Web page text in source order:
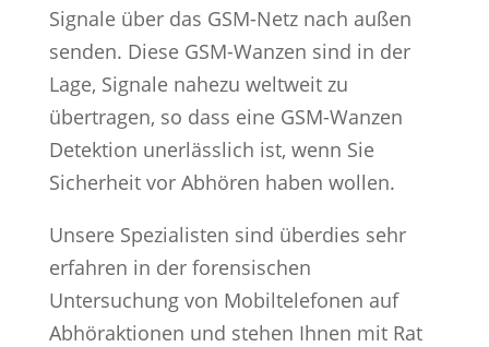
Signale über das GSM-Netz nach außen
senden. Diese GSM-Wanzen sind in der
Lage, Signale nahezu weltweit zu
übertragen, so dass eine GSM-Wanzen
Detektion unerlässlich ist, wenn Sie
Sicherheit vor Abhören haben wollen.
Unsere Spezialisten sind überdies sehr
erfahren in der forensischen
Untersuchung von Mobiltelefonen auf
Abhöraktionen und stehen Ihnen mit Rat